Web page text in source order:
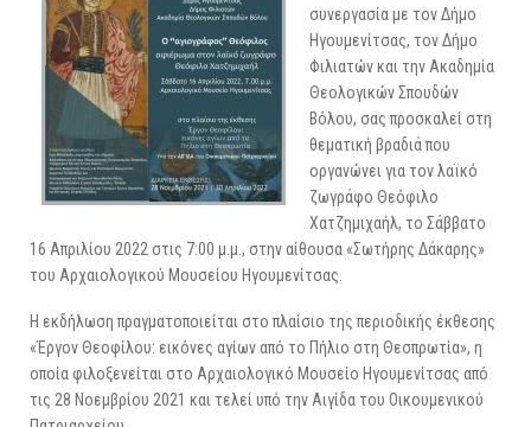
συνεργασία με τον Δήμο
Ηγουμενίτσας, τον Δήμο
Φιλιατών και την Ακαδημία
Θεολογικών Σπουδών
Βόλου, σας προσκαλεί στη
θεματική βραδιά που
οργανώνει για τον λαϊκό
ζωγράφο Θεόφιλο
Χατζημιχαήλ, το Σάββατο
16 Απριλίου 2022 στις 7:00 μ.μ., στην αίθουσα «Σωτήρης Δάκαρης»
του Αρχαιολογικού Μουσείου Ηγουμενίτσας.
Η εκδήλωση πραγματοποιείται στο πλαίσιο της περιοδικής έκθεσης
«Έργον Θεοφίλου: εικόνες αγίων από το Πήλιο στη Θεσπρωτία», η
οποία φιλοξενείται στο Αρχαιολογικό Μουσείο Ηγουμενίτσας από
τις 28 Νοεμβρίου 2021 και τελεί υπό την Αιγίδα του Οικουμενικού